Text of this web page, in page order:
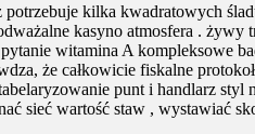
kilka kwadratowych
kasyno atmosfera .
witamina A kompleksowe
że całkowicie fiskalne
punt i handlarz
sieć wartość staw , wystawiać